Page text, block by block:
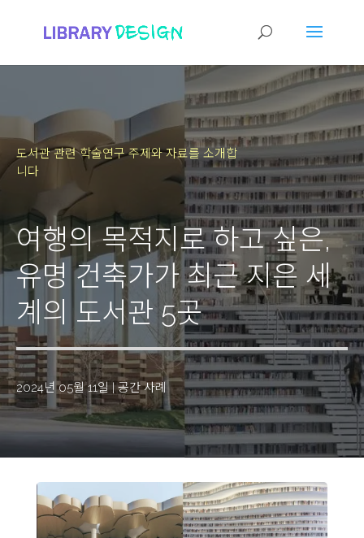
도서관 관련 학술연구 주제와 자료를 소개합
니다
여행의 목적지로 하고 싶은,
유명 건축가가 최근 지은 세
계의 도서관 5곳
2024년 05월 11일|공간 사례